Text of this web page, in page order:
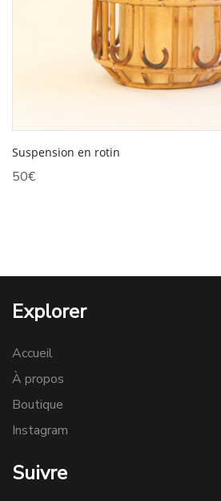
Suspension en rotin
50€
Explorer
Accueil
À propos
Boutique
Instagram
Suivre